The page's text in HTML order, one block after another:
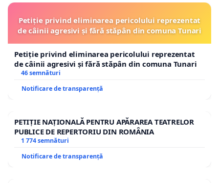
Petiție privind eliminarea pericolului reprezentat
de câinii agresivi și fără stăpân din comuna Tunari
Petiție privind eliminarea pericolului reprezentat
de câinii agresivi și fără stăpân din comuna Tunari
46 semnături
Notificare de transparență
PETIȚIE NAȚIONALĂ PENTRU APĂRAREA TEATRELOR
PUBLICE DE REPERTORIU DIN ROMÂNIA
1 774 semnături
Notificare de transparență